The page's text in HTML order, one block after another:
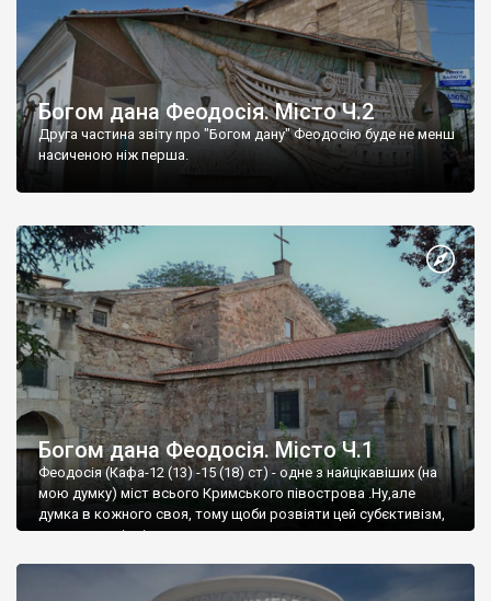
Богом дана Феодосія. Місто Ч.2
Друга частина звіту про "Богом дану" Феодосію буде не менш
насиченою ніж перша.
Богом дана Феодосія. Місто Ч.1
Феодосія (Кафа-12 (13) -15 (18) ст) - одне з найцікавіших (на
мою думку) міст всього Кримського півострова .Ну,але
думка в кожного своя, тому щоби розвіяти цей субєктивізм,
запрошую відвідати це